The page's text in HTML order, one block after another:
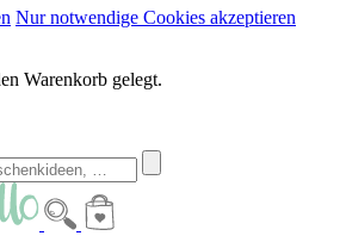
Nur notwendige Cookies akzeptieren
Warenkorb gelegt.